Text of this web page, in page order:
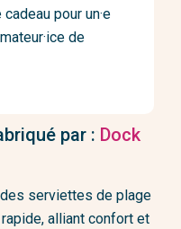
pour un·e
de
par : Dock
serviettes de plage
alliant confort et